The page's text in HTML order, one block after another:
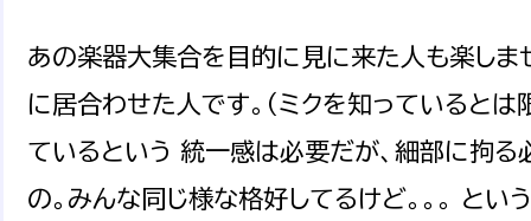
あの楽器大集合を目的に見に来た人も楽しま
に居合わせた人です。（ミクを知っていると
ているという 統一感は必要だが、細部に拘る
の。みんな同じ様な格好してるけど。。。 とい